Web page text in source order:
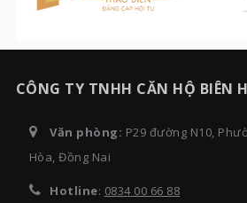
CÔNG TY TNHH CĂN HỘ BIÊN
Văn phòng: P29 đường N10,
Hòa, Đồng Nai
Hotline: 0834 00 66 88